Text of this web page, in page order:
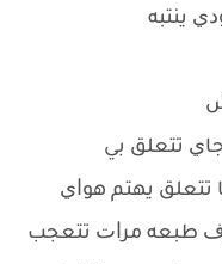
ﻳﻨﺘﺒﻪ
ﺗﺘﻌﻠﻖ ﺑﻲ
ﺗﺘﻌﻠﻖ ﻳﻬﺘﻢ ﻫﻮﺍﻱ
ﻃﺒﻌﻪ ﻣﺮﺍﺕ ﺗﺘﻌﺠﺐ